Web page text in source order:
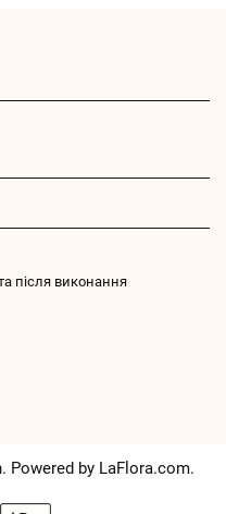
після виконання
Powered by LaFlora.com.